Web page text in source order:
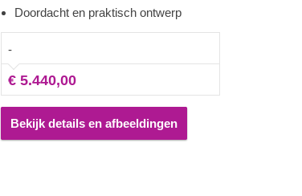
erg handig is als u uw banden aan het
carport is een genot - een moderne
uitstraling, voldoende ruimte en een
degelijke bescherming om uw auto dag
en nacht tegen vlekken te beschermen.
Dit is eankoop waar u geen spijt van zult
Doordacht en praktisch ontwerp
-
€ 5.440,00
Bekijk details en afbeeldingen